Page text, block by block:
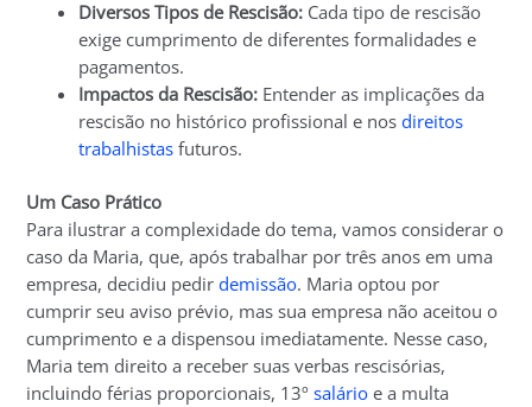
Diversos Tipos de Rescisão: Cada tipo de rescisão
exige cumprimento de diferentes formalidades e
pagamentos.
Impactos da Rescisão: Entender as implicações da
rescisão no histórico profissional e nosdireitos
trabalhistas futuros.
Um Caso Prático
Para ilustrar a complexidade do tema, vamos considerar o
caso da Maria, que, após trabalhar por três anos em uma
empresa, decidiu pedirdemissão. Maria optou por
cumprir seu aviso prévio, mas sua empresa não aceitou o
cumprimento e a dispensou imediatamente. Nesse caso,
Maria tem direito a receber suas verbas rescisórias,
incluindo férias proporcionais, 13ºsalário e a multa